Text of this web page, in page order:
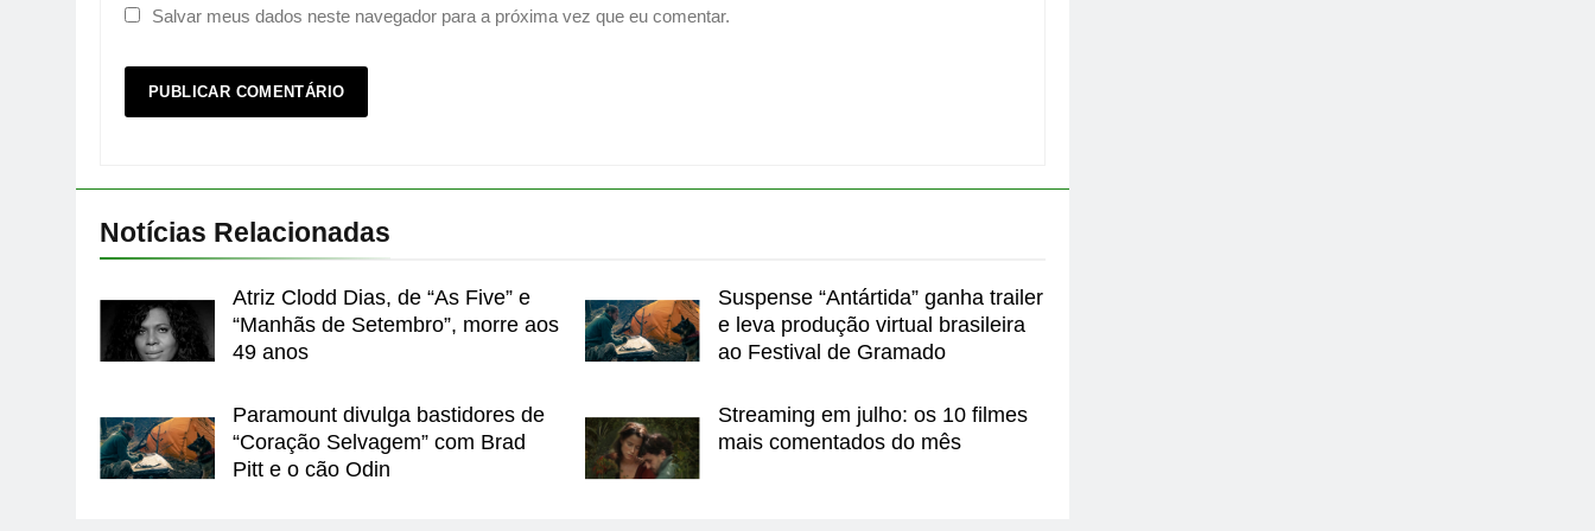
Salvar meus dados neste navegador para a próxima vez que eu comentar.
Notícias Relacionadas
Atriz Clodd Dias, de “As Five” e
“Manhãs de Setembro”, morre aos
49 anos
Suspense “Antártida” ganha trailer
e leva produção virtual brasileira
ao Festival de Gramado
Paramount divulga bastidores de
“Coração Selvagem” com Brad
Pitt e o cão Odin
Streaming em julho: os 10 filmes
mais comentados do mês